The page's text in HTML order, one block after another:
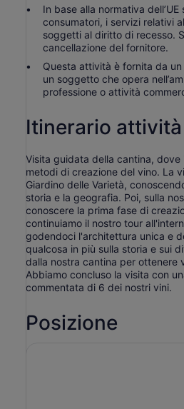
In base alla normativa
consumatori, i servizi relativi
soggetti al diritto di recesso.
cancellazione del fornitore.
Questa attività è fornita da
un soggetto che opera
professione o attività
Itinerario attività
Visita guidata della cantina, dove
metodi di creazione del vino. La
Giardino delle Varietà,
storia e la geografia. Poi, sulla
conoscere la prima fase di
continuiamo il nostro tour
godendoci l'architettura unica e
qualcosa in più sulla storia e sui
dalla nostra cantina per ottenere
Abbiamo concluso la visita con
commentata di 6 dei nostri vini.
Posizione